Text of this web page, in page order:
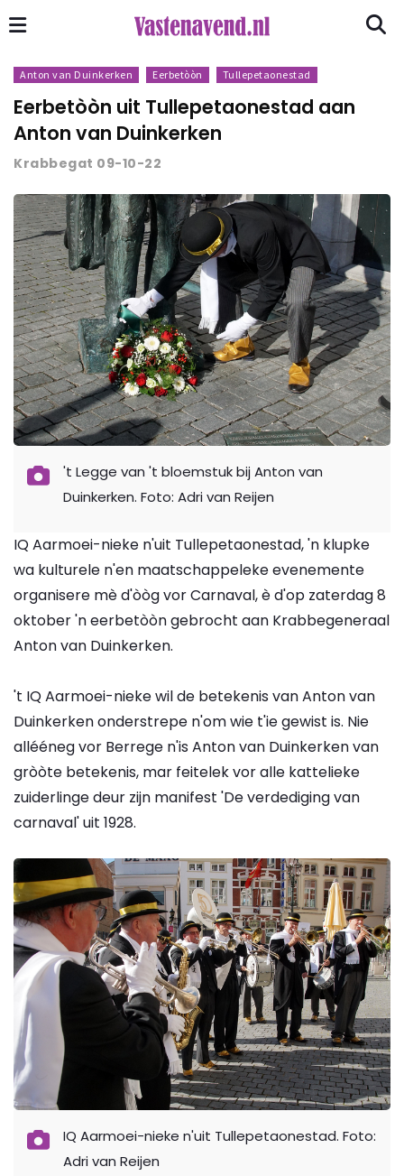
Anton van Duinkerken Eerbetòòn Tullepetaonestad
Eerbetòòn uit Tullepetaonestad aan
Anton van Duinkerken
Krabbegat 09-10-22
't Legge van 't bloemstuk bij Anton van
Duinkerken. Foto: Adri van Reijen
IQ Aarmoei-nieke n'uit Tullepetaonestad, 'n klupke
wa kulturele n'en maatschappeleke evenemente
organisere mè d'òòg vor Carnaval, è d'op zaterdag 8
oktober 'n eerbetòòn gebrocht aan Krabbegeneraal
Anton van Duinkerken.
't IQ Aarmoei-nieke wil de betekenis van Anton van
Duinkerken onderstrepe n'om wie t'ie gewist is. Nie
allééneg vor Berrege n'is Anton van Duinkerken van
gròòte betekenis, mar feitelek vor alle kattelieke
zuiderlinge deur zijn manifest 'De verdediging van
carnaval' uit 1928.
IQ Aarmoei-nieke n'uit Tullepetaonestad. Foto:
Adri van Reijen